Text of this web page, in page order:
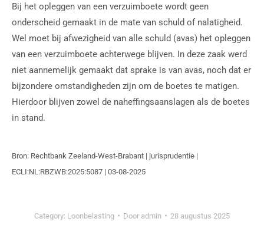
Bij het opleggen van een verzuimboete wordt geen
onderscheid gemaakt in de mate van schuld of nalatigheid.
Wel moet bij afwezigheid van alle schuld (avas) het opleggen
van een verzuimboete achterwege blijven. In deze zaak werd
niet aannemelijk gemaakt dat sprake is van avas, noch dat er
bijzondere omstandigheden zijn om de boetes te matigen.
Hierdoor blijven zowel de naheffingsaanslagen als de boetes
in stand.
Bron: Rechtbank Zeeland-West-Brabant | jurisprudentie |
ECLI:NL:RBZWB:2025:5087 | 03-08-2025
Category: Loonbelasting Door admin 28 augustus 2025